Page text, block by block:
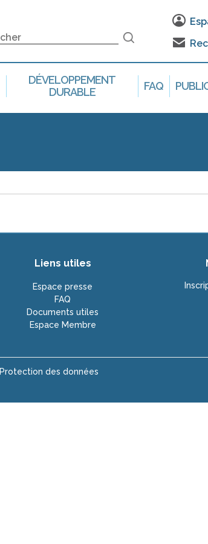
DÉVELOPPEMENT
DURABLE
FAQ
Liens utiles
Espace presse
FAQ
Documents utiles
Espace Membre
Protection des données